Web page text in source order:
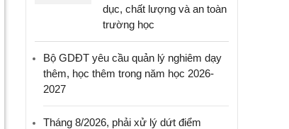
dục, chất lượng và an toàn
trường học
Bộ GDĐT yêu cầu quản lý nghiêm dạy
thêm, học thêm trong năm học 2026-
2027
Tháng 8/2026, phải xử lý dứt điểm